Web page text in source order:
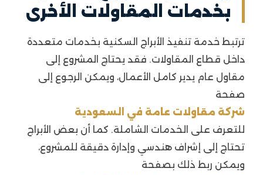
بخدمات المقاولات الأخرى
ترتبط خدمة تنفيذ الأبراج السكنية بخدمات متعددة
داخل قطاع المقاولات. فقد يحتاج المشروع إلى
مقاول عام يدير كامل الأعمال، ويمكن الرجوع إلى
صفحة
شركة مقاولات عامة في السعودية
للتعرف على الخدمات الشاملة. كما أن بعض الأبراج
تحتاج إلى إشراف هندسي وإدارة دقيقة للمشروع،
ويمكن ربط ذلك بصفحة